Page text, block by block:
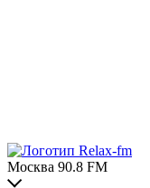
Москва 90.8 FM